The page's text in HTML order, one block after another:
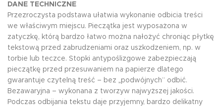
DANE TECHNICZNE
Przezroczysta podstawa ułatwia wykonanie odbicia treści
we właściwym miejscu. Pieczątka jest wyposażona w
zatyczkę, którą bardzo łatwo można nałożyć chroniąc płytkę
tekstową przed zabrudzeniami oraz uszkodzeniem, np. w
torbie lub teczce. Stopki antypoślizgowe zabezpieczają
pieczątkę przed przesuwaniem na papierze dlatego
gwarantuje czytelną treść – bez „podwójnych” odbić.
Bezawaryjna – wykonana z tworzyw najwyższej jakości.
Podczas odbijania tekstu daje przyjemny, bardzo delikatny